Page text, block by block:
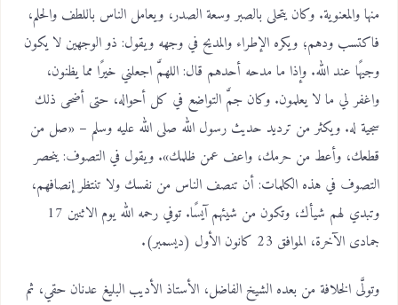
منها والمعنوية. وكان يتحلى بالصبر وسعة الصدر، ويعامل الناس باللطف والحلم،
فاكتسب ودهم؛ ويكره الإطراء والمديح في وجهه ويقول: ذو الوجهين لا يكون
وجيهًا عند الله. وإذا ما مدحه أحدهم قال: اللهمَّ اجعلني خيرًا مما يظنون،
واغفر لي ما لا يعلمون. وكان جمَّ التواضع في كل أحواله، حتى أضحى ذلك
سجية له. ويكثر من ترديد حديث رسول الله صلى الله عليه وسلم – «صل من
قطعك، وأعط من حرمك، واعف عمن ظلمك». ويقول في التصوف: ينحصر
التصوف في هذه الكلمات: أن تنصف الناس من نفسك ولا تنتظر إنصافهم،
وتبدي لهم شيأك، وتكون من شيئهم آيسًا. توفي رحمه الله يوم الاثنين 17
جمادى الآخرة، الموافق 23 كانون الأول (ديسمبر).
وتولَّى الخلافة من بعده الشيخ الفاضل، الأستاذ الأديب البليغ عدنان حقي، ثم